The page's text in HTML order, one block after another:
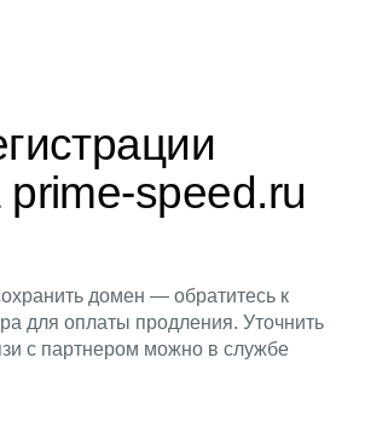
speed.ru
домен — обратитесь к
для оплаты продления. Уточнить
с партнером можно в службе